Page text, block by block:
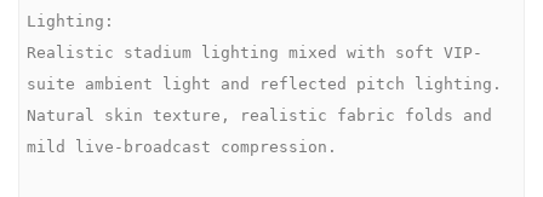
Lighting:
Realistic stadium lighting mixed with soft VIP-
suite ambient light and reflected pitch lighting.
Natural skin texture, realistic fabric folds and
mild live-broadcast compression.